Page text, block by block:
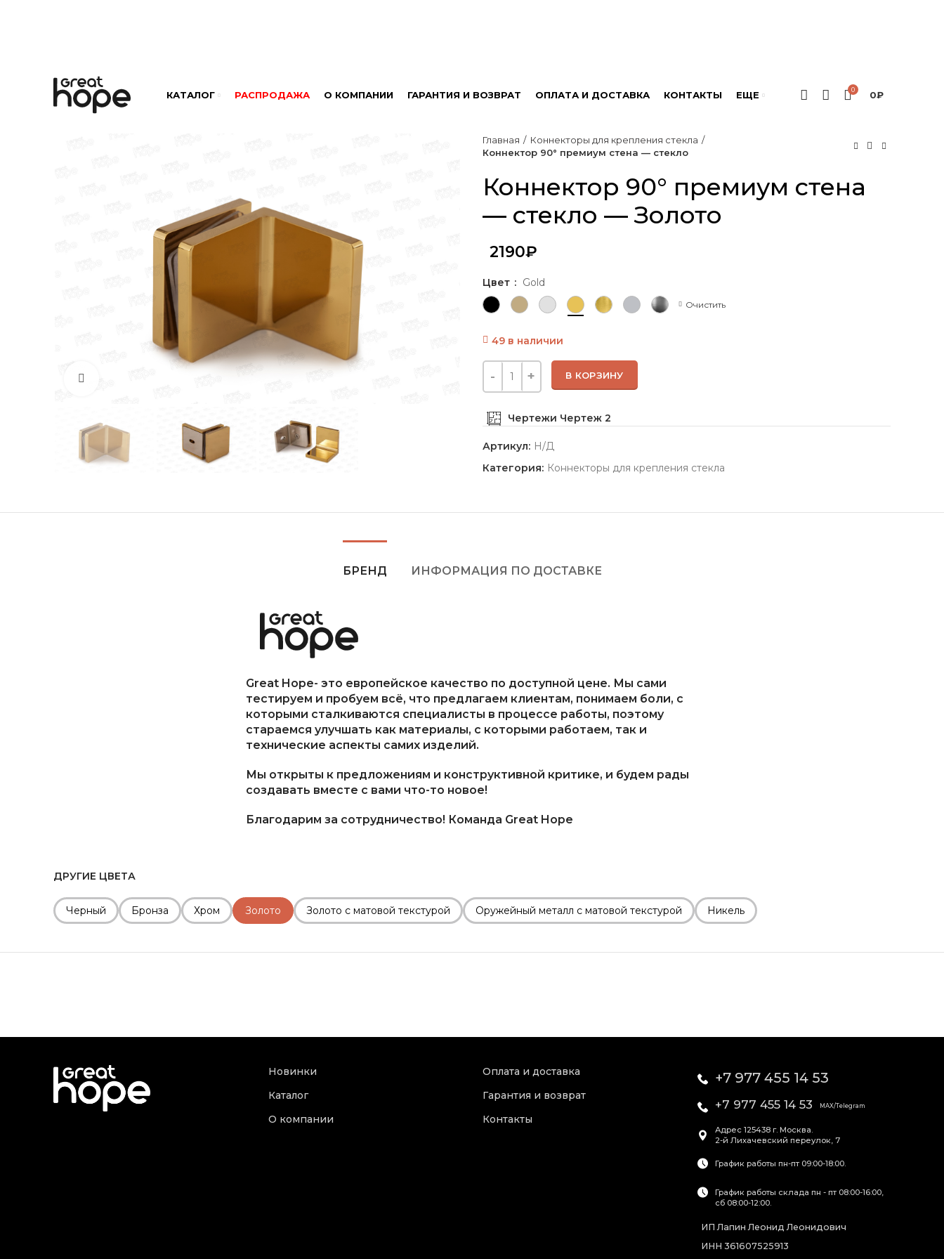
КАТАЛОГ РАСПРОДАЖА О КОМПАНИИ ГАРАНТИЯ И ВОЗВРАТ ОПЛАТА И ДОСТАВКА КОНТАКТЫ ЕЩЕ 0 0₽
Главная
Коннекторы для крепления стекла
Коннектор 90° премиум стена — стекло
Коннектор 90° премиум стена
— стекло — Золото
2190₽
Цвет Gold
Очистить
49 в наличии
В КОРЗИНУ
Чертежи Чертеж 2
Артикул: Н/Д
Категория: Коннекторы для крепления стекла
БРЕНД ИНФОРМАЦИЯ ПО ДОСТАВКЕ
Great Hope- это европейское качество по доступной цене. Мы сами
тестируем и пробуем всё, что предлагаем клиентам, понимаем боли, с
которыми сталкиваются специалисты в процессе работы, поэтому
стараемся улучшать как материалы, с которыми работаем, так и
технические аспекты самих изделий.
Мы открыты к предложениям и конструктивной критике, и будем рады
создавать вместе с вами что-то новое!
Благодарим за сотрудничество! Команда Great Hope
ДРУГИЕ ЦВЕТА
Черный Бронза Хром Золото Золото с матовой текстурой Оружейный металл с матовой текстурой Никель
Новинки
Каталог
О компании
Оплата и доставка
Гарантия и возврат
Контакты
+7 977 455 14 53
+7 977 455 14 53 MAX/Telegram
Адрес 125438 г. Москва
2-й Лихачевский переулок, 7
График работы пн-пт 09:00-18:00.
График работы склада пн - пт 08:00-16:00,
сб 08:00-12:00.
ИП Лапин Леонид Леонидович
ИНН 361607525913